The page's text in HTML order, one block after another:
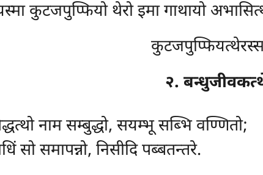
कुटजपुप्फियो थेरो इमा गाथायो
२.
नाम सम्बुद्धो, सयम्भू सब्भि वण्णितो;
सो समापन्नो, निसीदि पब्बतन्तरे.